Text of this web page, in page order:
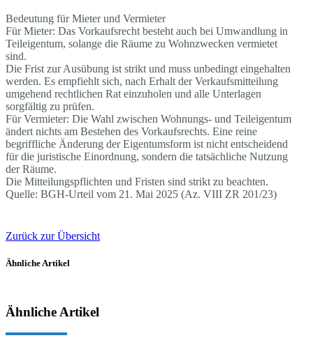
Bedeutung für Mieter und Vermieter
Für Mieter: Das Vorkaufsrecht besteht auch bei Umwandlung in
Teileigentum, solange die Räume zu Wohnzwecken vermietet
sind.
Die Frist zur Ausübung ist strikt und muss unbedingt eingehalten
werden. Es empfiehlt sich, nach Erhalt der Verkaufsmitteilung
umgehend rechtlichen Rat einzuholen und alle Unterlagen
sorgfältig zu prüfen.
Für Vermieter: Die Wahl zwischen Wohnungs- und Teileigentum
ändert nichts am Bestehen des Vorkaufsrechts. Eine reine
begriffliche Änderung der Eigentumsform ist nicht entscheidend
für die juristische Einordnung, sondern die tatsächliche Nutzung
der Räume.
Die Mitteilungspflichten und Fristen sind strikt zu beachten.
Quelle: BGH-Urteil vom 21. Mai 2025 (Az. VIII ZR 201/23)
Zurück zur Übersicht
Ähnliche Artikel
Ähnliche Artikel